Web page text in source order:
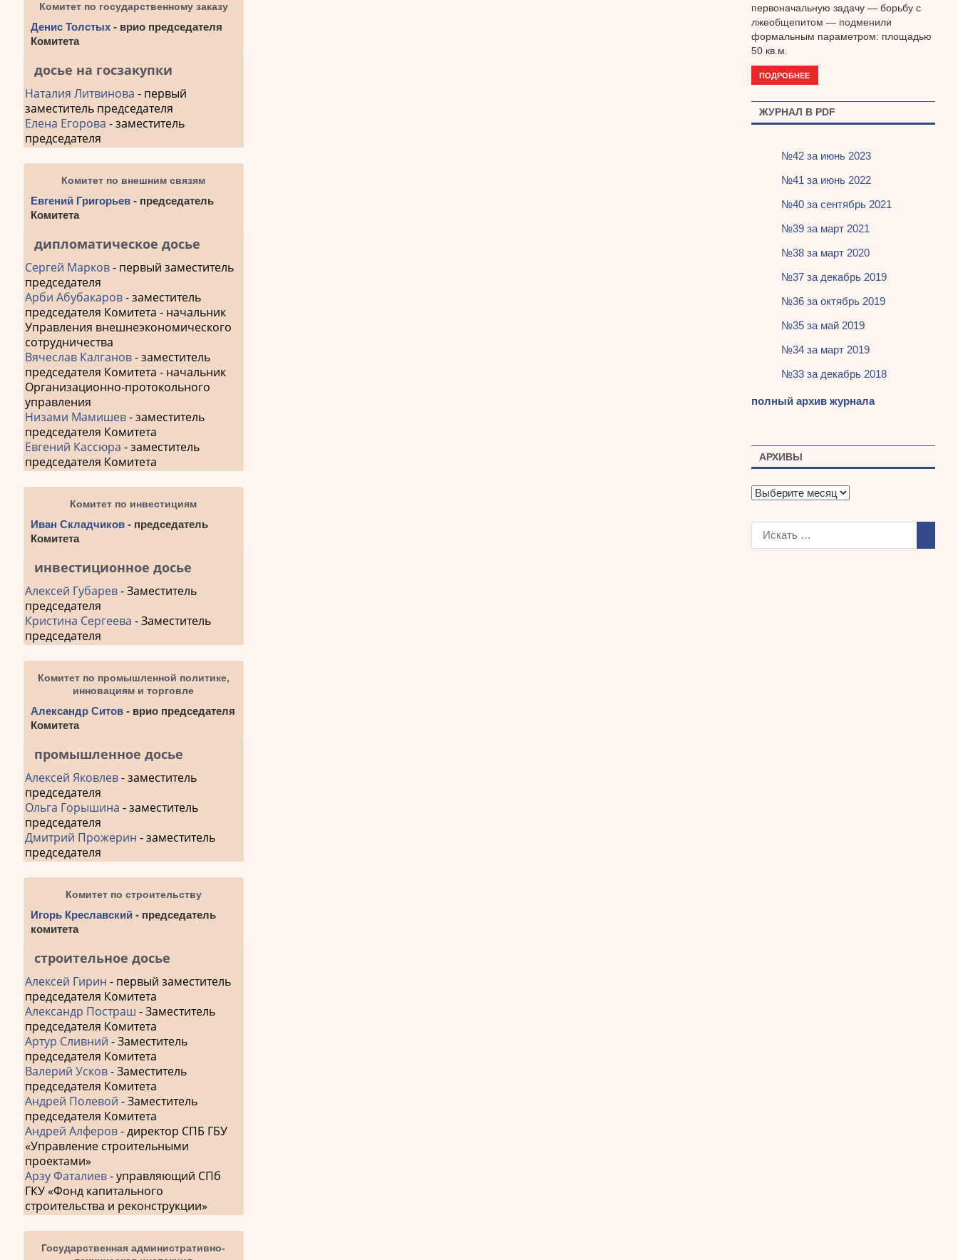
Комитет по государственному заказу
Денис Толстых - врио председателя
Комитета
досье на госзакупки
Наталия Литвинова - первый
заместитель председателя
Елена Егорова - заместитель
председателя
Комитет по внешним связям
Евгений Григорьев - председатель
Комитета
дипломатическое досье
Сергей Марков- первый заместитель
председателя
Арби Абубакаров- заместитель
председателя Комитета - начальник
Управления внешнеэкономического
сотрудничества
Вячеслав Калганов- заместитель
председателя Комитета - начальник
Организационно-протокольного
управления
Низами Мамишев- заместитель
председателя Комитета
Евгений Кассюра - заместитель
председателя Комитета
Комитет по инвестициям
Иван Складчиков - председатель
Комитета
инвестиционное досье
Алексей Губарев- Заместитель
председателя
Кристина Сергеева - Заместитель
председателя
Комитет по промышленной политике,
инновациям и торговле
Александр Ситов - врио председателя
Комитета
промышленное досье
Алексей Яковлев- заместитель
председателя
Ольга Горышина - заместитель
председателя
Дмитрий Прожерин - заместитель
председателя
Комитет по строительству
Игорь Креславский - председатель
комитета
строительное досье
Алексей Гирин - первый заместитель
председателя Комитета
Александр Постраш - Заместитель
председателя Комитета
Артур Сливний - Заместитель
председателя Комитета
Валерий Усков- Заместитель
председателя Комитета
Андрей Полевой - Заместитель
председателя Комитета
Андрей Алферов- директор СПБ ГБУ
«Управление строительными
проектами»
Арзу Фаталиев- управляющий СПб
ГКУ «Фонд капитального
строительства и реконструкции»
Государственная административно-
первоначальную задачу — борьбу с
лжеобщепитом — подменили
формальным параметром: площадью
50 кв.м.
ПОДРОБНЕЕ
ЖУРНАЛ В PDF
№42 за июнь 2023
№41 за июнь 2022
№40 за сентябрь 2021
№39 за март 2021
№38 за март 2020
№37 за декабрь 2019
№36 за октябрь 2019
№35 за май 2019
№34 за март 2019
№33 за декабрь 2018
полный архив журнала
АРХИВЫ
А
х
в